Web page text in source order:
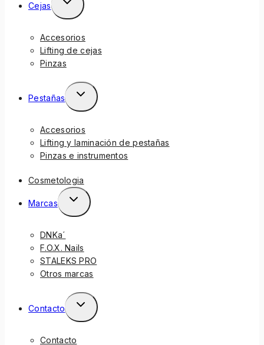
Cejas
Accesorios
Lifting de cejas
Pinzas
Pestañas
Accesorios
Lifting y laminación de pestañas
Pinzas e instrumentos
Cosmetologia
Marcas
DNKa´
F.O.X. Nails
STALEKS PRO
Otros marcas
Contacto
Contacto